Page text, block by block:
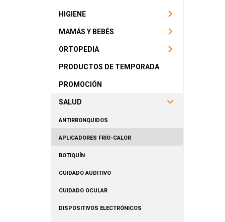
HIGIENE
MAMÁS Y BEBÉS
ORTOPEDIA
PRODUCTOS DE TEMPORADA
PROMOCIÓN
SALUD
ANTIRRONQUIDOS
APLICADORES FRÍO-CALOR
BOTIQUÍN
CUIDADO AUDITIVO
CUIDADO OCULAR
DISPOSITIVOS ELECTRÓNICOS